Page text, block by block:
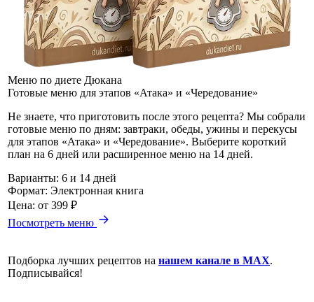
Меню по диете Дюкана
Готовые меню для этапов «Атака» и «Чередование»
Не знаете, что приготовить после этого рецепта? Мы собрали
готовые меню по дням: завтраки, обеды, ужины и перекусы
для этапов «Атака» и «Чередование». Выберите короткий
план на 6 дней или расширенное меню на 14 дней.
Варианты: 6 и 14 дней
Формат: Электронная книга
Цена: от 399 ₽
Посмотреть меню
Подборка лучших рецептов на нашем канале в MAX.
Подписывайся!